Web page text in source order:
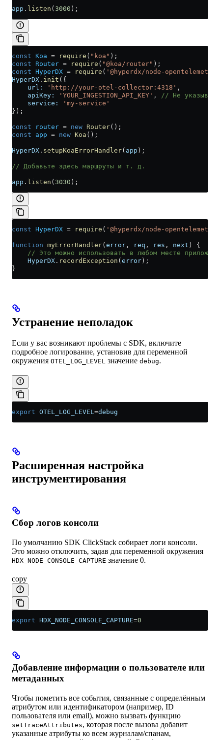
app . listen ( 3000 );
const Koa = require ( "koa" );
const Router = require ( "@koa/router" );
const HyperDX = require ( '@hyperdx/node-opentelemetry'
HyperDX . init ({
    url:
'http://your-otel-collector:4318' ,
    apiKey:
'YOUR_INGESTION_API_KEY' , // Не
    service:
'my-service'
});
const router = new Router();
const app = new Koa ();
HyperDX . setupKoaErrorHandler( app );
// Добавьте здесь маршруты и т. д.
app . listen ( 3030 );
const HyperDX = require ( '@hyperdx/node-opentelemetry'
function myErrorHandler( error , req , res , next ) {
// Это можно использовать в любом месте
    HyperDX
. recordException ( error );
}
Устранение неполадок
Если у вас возникают проблемы с SDK, включите
подробное логирование, установив для переменной
окружения OTEL_LOG_LEVEL значение debug.
export OTEL_LOG_LEVEL=debug
Расширенная настройка
инструментирования
Сбор логов консоли
По умолчанию SDK ClickStack собирает логи консоли.
Это можно отключить, задав для переменной окружения
HDX_NODE_CONSOLE_CAPTURE значение 0.
copy
export HDX_NODE_CONSOLE_CAPTURE=0
Добавление информации о пользователе или
метаданных
Чтобы пометить все события, связанные с определённым
атрибутом или идентификатором (например, ID
пользователя или email), можно вызвать функцию
setTraceAttributes, которая после вызова добавит
указанные атрибуты ко всем журналам/спанам,